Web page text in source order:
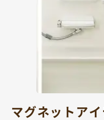
マグネットア